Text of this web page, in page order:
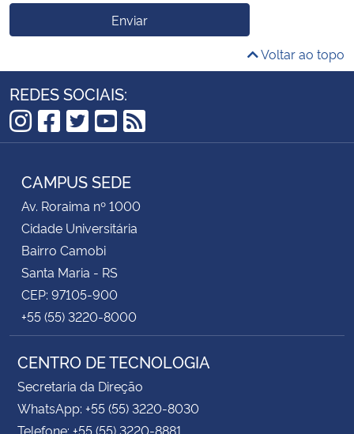
Enviar
Voltar ao topo
REDES SOCIAIS:
Instagram
Facebook
Twitter
YouTube
RSS
CAMPUS SEDE
Av. Roraima nº 1000
Cidade Universitária
Bairro Camobi
Santa Maria - RS
CEP: 97105-900
+55 (55) 3220-8000
CENTRO DE TECNOLOGIA
Secretaria da Direção
WhatsApp: +55 (55) 3220-8030
Telefone: +55 (55) 3220-8881